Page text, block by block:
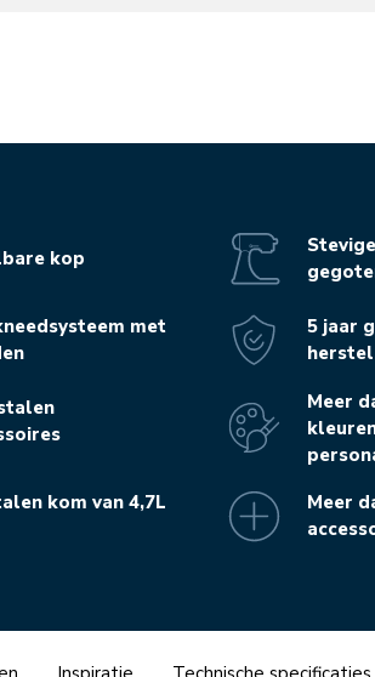
kop
met
kom van 4,7L
5 jaar
herstel
Meer
Meer